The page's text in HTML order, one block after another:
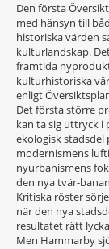
Den första
med hänsyn till
historiska värden
kulturlandskap.
framtida
kulturhistoriska
enligt
Det första större
kan ta sig uttryck i
ekologisk
modernismens
nyurbanismens
den nya tvär-
Kritiska röster
när den nya
resultatet rätt
Men Hammarby